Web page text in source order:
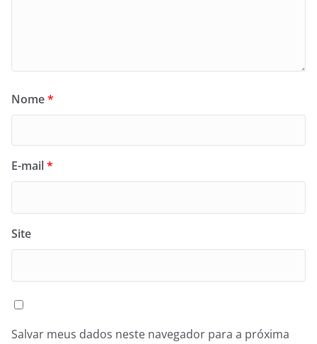
Nome*
E-mail*
Site
Salvar meus dados neste navegador para a próxima